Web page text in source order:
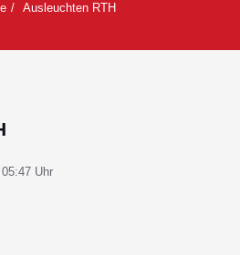
Ausleuchten RTH
Uhr